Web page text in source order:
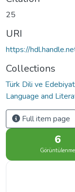
25
URI
https://
Collections
Türk Dili ve
Language and
Full item page
6
Görüntülenme